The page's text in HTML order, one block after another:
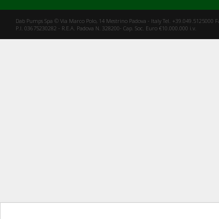
Dab Pumps Spa © Via Marco Polo, 14 Mestrino Padova - Italy Tel. +39.049.5125000
P.I. 03675230282 - R.E.A. Padova N. 328200- Cap. Soc. Euro €10.000.000 i.v.